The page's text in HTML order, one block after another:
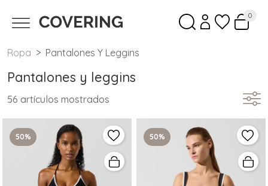
0
Ropa Pantalones Y Leggins
Pantalones y leggins
56 artículos mostrados
50% 50%